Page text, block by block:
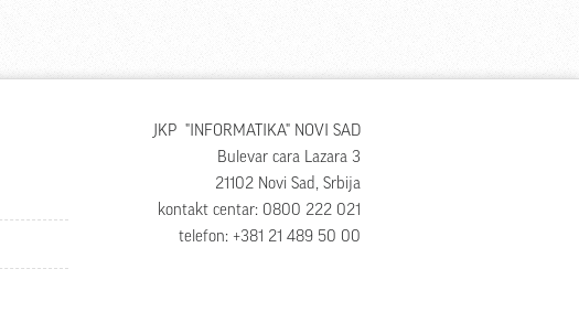
JKP "INFORMATIKA" NOVI SAD
Bulevar cara Lazara 3
21102 Novi Sad, Srbija
kontakt centar: 0800 222 021
telefon: +381 21 489 50 00